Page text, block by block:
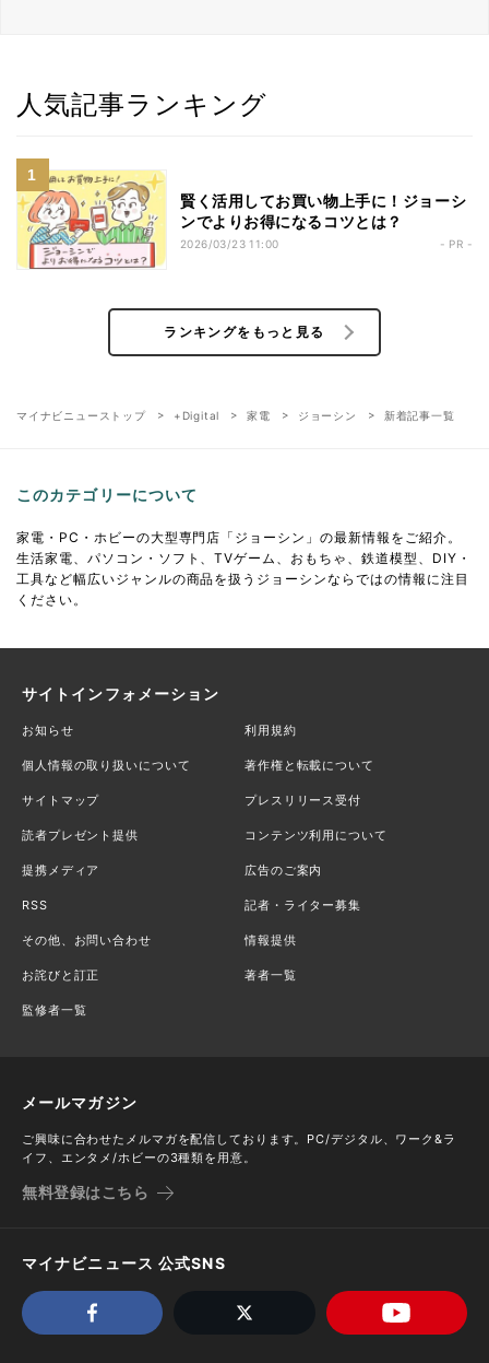
人気記事ランキング
賢く活用してお買い物上手に！ジョーシ
ンでよりお得になるコツとは？
2026/03/23 11:00 - PR -
ランキングをもっと見る
マイナビニューストップ +Digital 家電 ジョーシン 新着記事一覧
このカテゴリーについて
家電・PC・ホビーの大型専門店「ジョーシン」の最新情報をご紹介。
生活家電、パソコン・ソフト、TVゲーム、おもちゃ、鉄道模型、DIY・
工具など幅広いジャンルの商品を扱うジョーシンならではの情報に注目
ください。
サイトインフォメーション
お知らせ 利用規約
個人情報の取り扱いについて 著作権と転載について
サイトマップ プレスリリース受付
読者プレゼント提供 コンテンツ利用について
提携メディア 広告のご案内
RSS 記者・ライター募集
その他、お問い合わせ 情報提供
お詫びと訂正 著者一覧
監修者一覧
メールマガジン
ご興味に合わせたメルマガを配信しております。PC/デジタル、ワーク&ラ
イフ、エンタメ/ホビーの3種類を用意。
無料登録はこちら
マイナビニュース 公式SNS